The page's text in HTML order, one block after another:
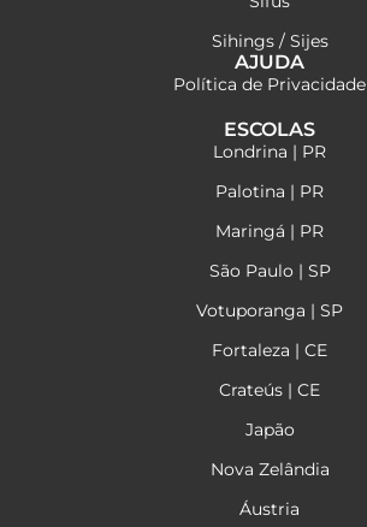
Sihings / Sijes
AJUDA
Política de Privacidade
ESCOLAS
Londrina | PR
Palotina | PR
Maringá | PR
São Paulo | SP
Votuporanga | SP
Fortaleza | CE
Crateús | CE
Japão
Nova Zelândia
Áustria